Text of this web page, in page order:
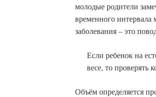
молодые родители
временного
заболевания – это
Если ребенок на
весе, то проверять
Объём определяется